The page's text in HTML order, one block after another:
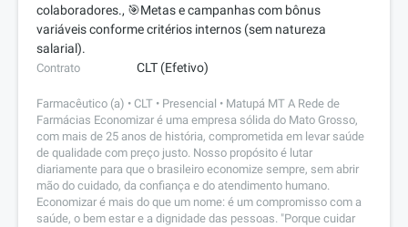
colaboradores., 🎯Metas e campanhas com bônus
variáveis conforme critérios internos (sem natureza
salarial).
Contrato CLT (Efetivo)
Farmacêutico (a) • CLT • Presencial • Matupá MT A Rede de
Farmácias Economizar é uma empresa sólida do Mato Grosso,
com mais de 25 anos de história, comprometida em levar saúde
de qualidade com preço justo. Nosso propósito é lutar
diariamente para que o brasileiro economize sempre, sem abrir
mão do cuidado, da confiança e do atendimento humano.
Economizar é mais do que um nome: é um compromisso com a
saúde, o bem estar e a dignidade das pessoas. "Porque cuidar